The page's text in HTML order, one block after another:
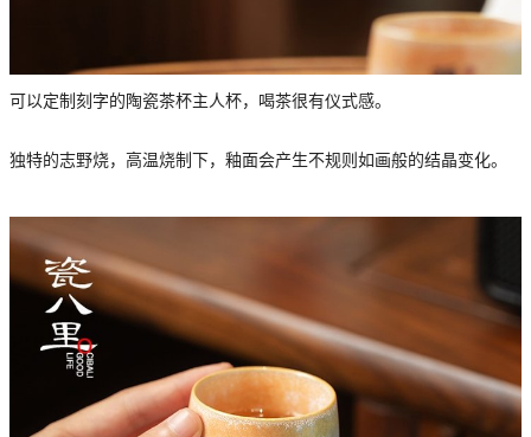
可以定制刻字的陶瓷茶杯主人杯，喝茶很有仪式感。
独特的志野烧，高温烧制下，釉面会产生不规则如画般的结晶变化。